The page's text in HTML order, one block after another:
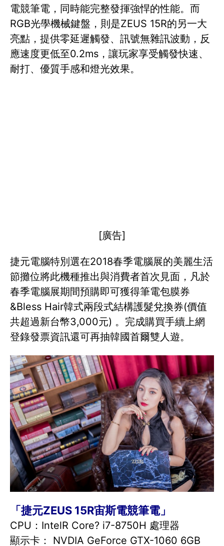
電競筆電，同時能完整發揮強悍的性能。而
RGB光學機械鍵盤，則是ZEUS 15R的另一大
亮點，提供零延遲觸發、訊號無雜訊波動，反
應速度更低至0.2ms，讓玩家享受觸發快速、
耐打、優質手感和燈光效果。
[廣告]
捷元電腦特別選在2018春季電腦展的美麗生活
節攤位將此機種推出與消費者首次見面，凡於
春季電腦展期間預購即可獲得筆電包膜券
&Bless Hair韓式兩段式結構護髮兌換券(價值
共超過新台幣3,000元) 。完成購買手續上網
登錄發票資訊還可再抽韓國首爾雙人遊。
「捷元ZEUS 15R宙斯電競筆電」
CPU：IntelR Core? i7-8750H 處理器
顯示卡： NVDIA GeForce GTX-1060 6GB